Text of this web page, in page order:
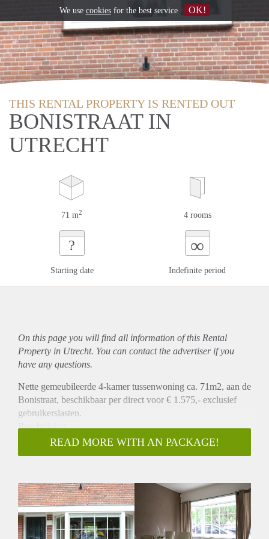
THIS RENTAL PROPERTY IS RENTED OUT
BONISTRAAT IN
UTRECHT
71 m2 4 rooms
?
Starting date
∞
Indefinite period
On this page you will find all information of this Rental
Property in Utrecht. You can contact the advertiser if you
have any questions.
Nette gemeubileerde 4-kamer tussenwoning ca. 71m2, aan de
Bonistraat, beschikbaar per direct voor € 1.575,- exclusief
gebruikerslasten.
Beschrijving
Nette jaren dertig tussenwoning van circa 71 m² aan de rand
van Lombok in Utrecht-West. De lichte woning heeft drie
achterom. De dichte keuken is van alle gemakken voorzien:
vaatwasser, inbouw kookplaat, afzuigkap, oven,
combimagnetron en koelkast. Via de keuken kom je in de
moderne en lichte badkamer met douche, wastafelmeubel,
READ MORE WITH AN PACKAGE!
We use cookiesfor the best service OK!